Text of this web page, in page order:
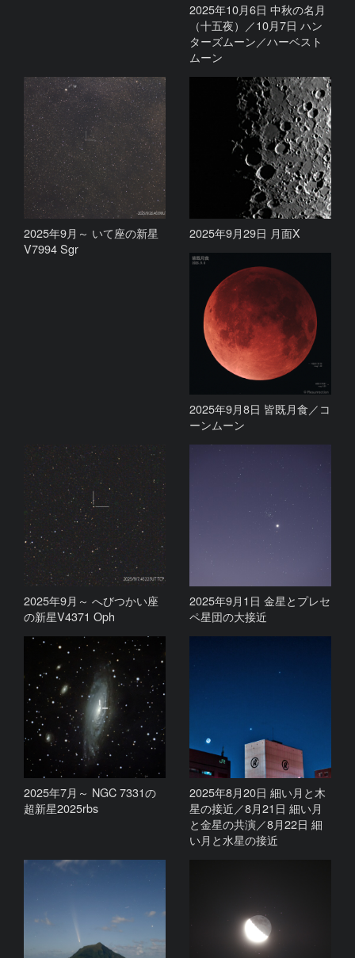
2025年10月6日 中秋の名月
（十五夜）／10月7日 ハン
ターズムーン／ハーベスト
ムーン
2025年9月～ いて座の新星
V7994 Sgr
2025年9月29日 月面X
2025年9月8日 皆既月食／コ
ーンムーン
2025年9月～ へびつかい座
の新星V4371 Oph
2025年9月1日 金星とプレセ
ペ星団の大接近
2025年7月～ NGC 7331の
超新星2025rbs
2025年8月20日 細い月と木
星の接近／8月21日 細い月
と金星の共演／8月22日 細
い月と水星の接近